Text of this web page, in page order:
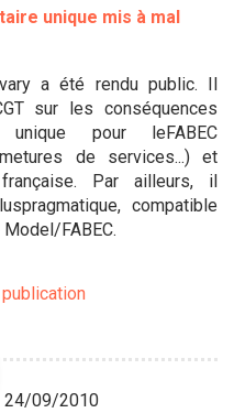
unique mis à mal
a été rendu public. Il
sur les conséquences
pour leFABEC
de services...) et
Par ailleurs, il
compatible
FABEC.
24/09/2010